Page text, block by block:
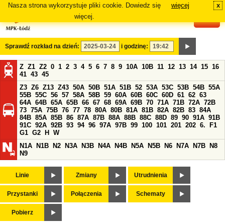
Nasza strona wykorzystuje pliki cookie. Dowiedz się
więcej.
więcej x
Sprawdź rozkład na dzień: i godzinę:
Z Z1 Z2 0 1 2 3 4 5 6 7 8 9 10A 10B 11 12 13 14 15 16
41 43 45
Z3 Z6 Z13 Z43 50A 50B 51A 51B 52 53A 53C 53B 54B 55A
55B 55C 56 57 58A 58B 59 60A 60B 60C 60D 61 62 63
64A 64B 65A 65B 66 67 68 69A 69B 70 71A 71B 72A 72B
73 75A 75B 76 77 78 80A 80B 81A 81B 82A 82B 83 84A
84B 85A 85B 86 87A 87B 88A 88B 88C 88D 89 90 91A 91B
91C 92A 92B 93 94 96 97A 97B 99 100 101 201 202 6.
F1
G1 G2 H
W
N1A
N1B N2 N3A N3B N4A N4B N5A N5B N6 N7A N7B
N8
N9
Linie Zmiany Utrudnienia
Przystanki Połączenia Schematy
Pobierz